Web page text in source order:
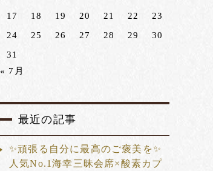
17
18 19 20 21 22
23
24
25 26 27 28 29
30
31
« 7月
最近の記事
✨頑張る自分に最高のご褒美を✨
人気No.1海幸三昧会席×酸素カプ